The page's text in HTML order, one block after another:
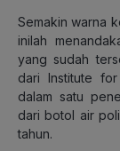
Semakin warna
inilah
yang sudah
dari Institute
dalam satu
dari botol air
tahun.